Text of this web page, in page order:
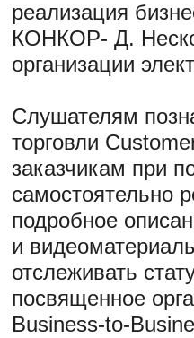
реализация
КОНКОР- Д.
организации
Слушателям
торговли
заказчикам при
самостоятельно
подробное
и
отслеживать
посвященное
Business-to-